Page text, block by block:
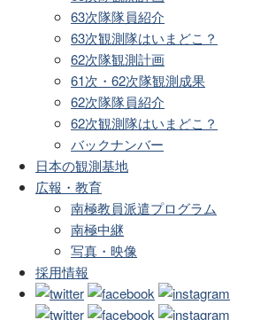
63次隊隊員紹介
63次観測隊はいまどこ？
62次隊観測計画
61次・62次隊観測成果
62次隊隊員紹介
62次観測隊はいまどこ？
バックナンバー
日本の観測基地
広報・教育
南極教員派遣プログラム
南極中継
写真・映像
採用情報